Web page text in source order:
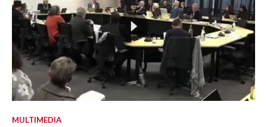
MULTIMEDIA